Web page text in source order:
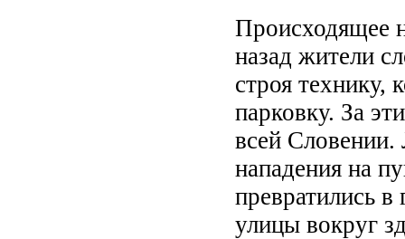
Происходящее
назад жители
строя технику,
парковку. За
всей
нападения на
превратились
улицы вокруг